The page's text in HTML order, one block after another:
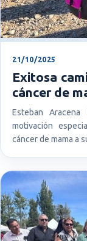
21/10/2025
Exitosa
cáncer de
Esteban
motivación
cáncer de mama a